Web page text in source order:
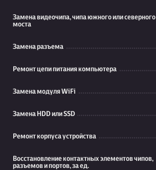
Замена видеочипа, чипа южного или северного
моста
Замена разъема
Ремонт цепи питания компьютера
Замена модуля WiFi
Замена HDD или SSD
Ремонт корпуса устройства
Восстановление контактных элементов чипов,
разъемов и портов, за ед.